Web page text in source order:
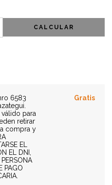
CALCULAR
6583
válido para
retirar
compra y
EL
EL DNI,
PAGO
Gratis